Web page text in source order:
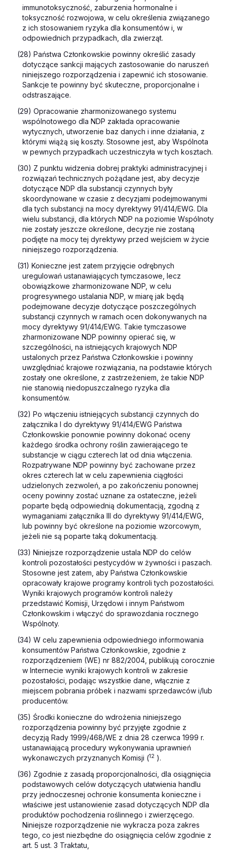
immunotoksyczność, zaburzenia hormonalne i
toksyczność rozwojowa, w celu określenia związanego
z ich stosowaniem ryzyka dla konsumentów i, w
odpowiednich przypadkach, dla zwierząt.
(28) Państwa Członkowskie powinny określić zasady
dotyczące sankcji mających zastosowanie do naruszeń
niniejszego rozporządzenia i zapewnić ich stosowanie.
Sankcje te powinny być skuteczne, proporcjonalne i
odstraszające.
(29) Opracowanie zharmonizowanego systemu
wspólnotowego dla NDP zakłada opracowanie
wytycznych, utworzenie baz danych i inne działania, z
którymi wiążą się koszty. Stosowne jest, aby Wspólnota
w pewnych przypadkach uczestniczyła w tych kosztach.
(30) Z punktu widzenia dobrej praktyki administracyjnej i
rozwiązań technicznych pożądane jest, aby decyzje
dotyczące NDP dla substancji czynnych były
skoordynowane w czasie z decyzjami podejmowanymi
dla tych substancji na mocy dyrektywy 91/414/EWG. Dla
wielu substancji, dla których NDP na poziomie Wspólnoty
nie zostały jeszcze określone, decyzje nie zostaną
podjęte na mocy tej dyrektywy przed wejściem w życie
niniejszego rozporządzenia.
(31) Konieczne jest zatem przyjęcie odrębnych
uregulowań ustanawiających tymczasowe, lecz
obowiązkowe zharmonizowane NDP, w celu
progresywnego ustalania NDP, w miarę jak będą
podejmowane decyzje dotyczące poszczególnych
substancji czynnych w ramach ocen dokonywanych na
mocy dyrektywy 91/414/EWG. Takie tymczasowe
zharmonizowane NDP powinny opierać się, w
szczególności, na istniejących krajowych NDP
ustalonych przez Państwa Członkowskie i powinny
uwzględniać krajowe rozwiązania, na podstawie których
zostały one określone, z zastrzeżeniem, że takie NDP
nie stanowią niedopuszczalnego ryzyka dla
konsumentów.
(32) Po włączeniu istniejących substancji czynnych do
załącznika I do dyrektywy 91/414/EWG Państwa
Członkowskie ponownie powinny dokonać oceny
każdego środka ochrony roślin zawierającego te
substancje w ciągu czterech lat od dnia włączenia.
Rozpatrywane NDP powinny być zachowane przez
okres czterech lat w celu zapewnienia ciągłości
udzielonych zezwoleń, a po zakończeniu ponownej
oceny powinny zostać uznane za ostateczne, jeżeli
poparte będą odpowiednią dokumentacją, zgodną z
wymaganiami załącznika III do dyrektywy 91/414/EWG,
lub powinny być określone na poziomie wzorcowym,
jeżeli nie są poparte taką dokumentacją.
(33) Niniejsze rozporządzenie ustala NDP do celów
kontroli pozostałości pestycydów w żywności i paszach.
Stosowne jest zatem, aby Państwa Członkowskie
opracowały krajowe programy kontroli tych pozostałości.
Wyniki krajowych programów kontroli należy
przedstawić Komisji, Urzędowi i innym Państwom
Członkowskim i włączyć do sprawozdania rocznego
Wspólnoty.
(34) W celu zapewnienia odpowiedniego informowania
konsumentów Państwa Członkowskie, zgodnie z
rozporządzeniem (WE) nr 882/2004, publikują corocznie
w Internecie wyniki krajowych kontroli w zakresie
pozostałości, podając wszystkie dane, włącznie z
miejscem pobrania próbek i nazwami sprzedawców i/lub
producentów.
(35) Środki konieczne do wdrożenia niniejszego
rozporządzenia powinny być przyjęte zgodnie z
decyzją Rady 1999/468/WE z dnia 28 czerwca 1999 r.
ustanawiającą procedury wykonywania uprawnień
wykonawczych przyznanych Komisji (12 ).
(36) Zgodnie z zasadą proporcjonalności, dla osiągnięcia
podstawowych celów dotyczących ułatwienia handlu
przy jednoczesnej ochronie konsumenta konieczne i
właściwe jest ustanowienie zasad dotyczących NDP dla
produktów pochodzenia roślinnego i zwierzęcego.
Niniejsze rozporządzenie nie wykracza poza zakres
tego, co jest niezbędne do osiągnięcia celów zgodnie z
art. 5 ust. 3 Traktatu,